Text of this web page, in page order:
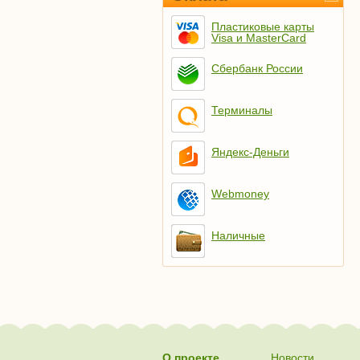
Пластиковые карты
Visa и MasterCard
Сбербанк России
Терминалы
Яндекс-Деньги
Webmoney
Наличные